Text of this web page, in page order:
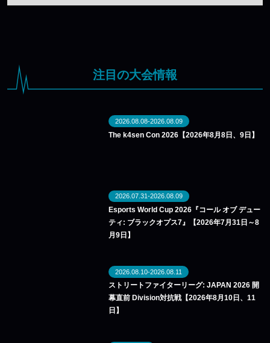
注目の大会情報
2026.08.08-2026.08.09
The k4sen Con 2026【2026年8月8日、9日】
2026.07.31-2026.08.09
Esports World Cup 2026『コール オブ デュー
ティ: ブラックオプス7』【2026年7月31日～8
月9日】
2026.08.10-2026.08.11
ストリートファイターリーグ: JAPAN 2026 開
幕直前 Division対抗戦【2026年8月10日、11
日】